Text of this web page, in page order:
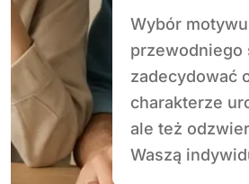
Wybór motywu
przewodniego
zadecydować
charakterze
ale też
Waszą